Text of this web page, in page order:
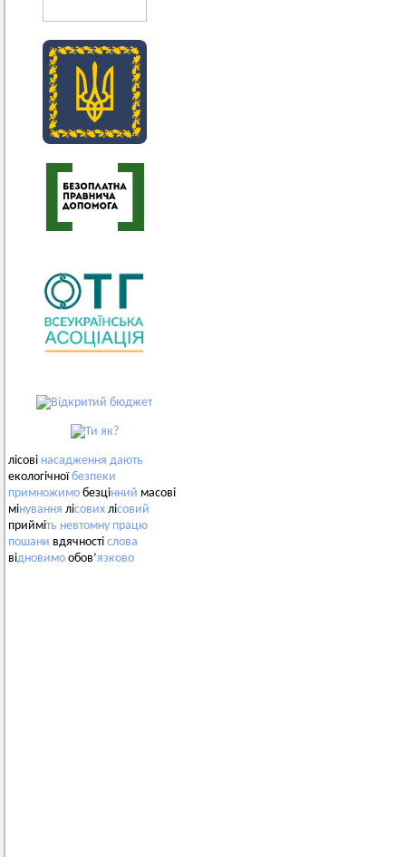
лісові насадження дають
екологічноїбезпеки
примножимо безцінний масові
мінування лісових лісовий
прийміть невтомну працю
пошани вдячності слова
відновимо обов’язково